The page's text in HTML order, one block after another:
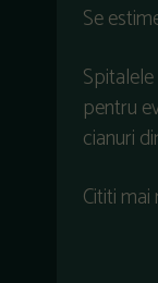
Se
pentru
cianuri
Cititi